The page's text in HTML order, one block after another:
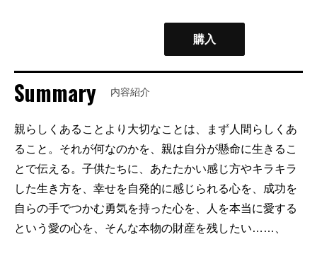
購入
Summary 内容紹介
親らしくあることより大切なことは、まず人間らしくあ
ること。それが何なのかを、親は自分が懸命に生きるこ
とで伝える。子供たちに、あたたかい感じ方やキラキラ
した生き方を、幸せを自発的に感じられる心を、成功を
自らの手でつかむ勇気を持った心を、人を本当に愛する
という愛の心を、そんな本物の財産を残したい……、